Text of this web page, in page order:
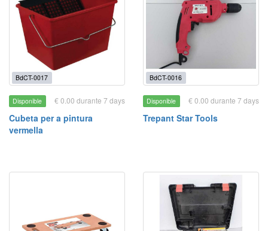
BdCT-0017
Disponible € 0.00 durante 7 days
Cubeta per a pintura
vermella
BdCT-0016
Disponible € 0.00 durante 7 days
Trepant Star Tools